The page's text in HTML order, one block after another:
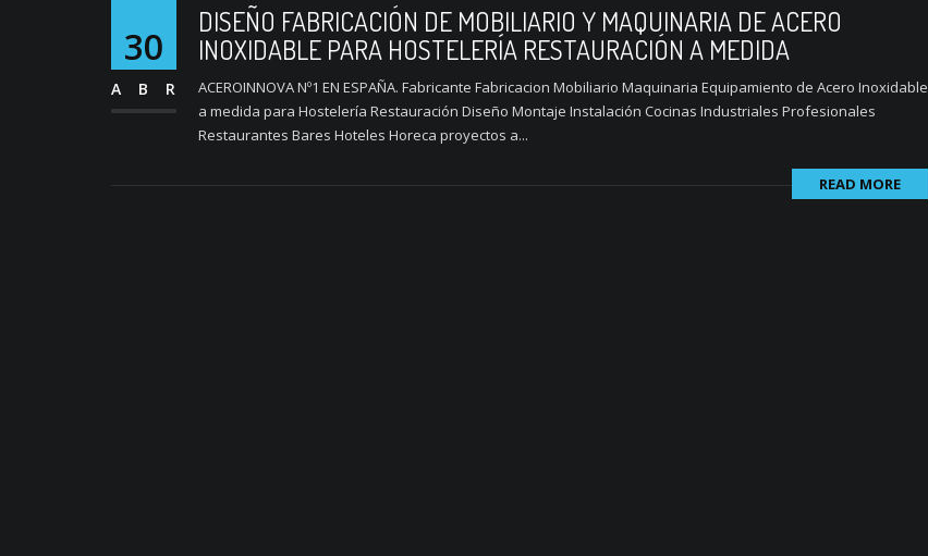
30
ABR
DISEÑO FABRICACIÓN DE MOBILIARIO Y MAQUINARIA DE ACERO
INOXIDABLE PARA HOSTELERÍA RESTAURACIÓN A MEDIDA
ACEROINNOVA Nº1 EN ESPAÑA. Fabricante Fabricacion Mobiliario Maquinaria Equipamiento de Acero Inoxidable
a medida para Hostelería Restauración Diseño Montaje Instalación Cocinas Industriales Profesionales
Restaurantes Bares Hoteles Horeca proyectos a...
READ MORE